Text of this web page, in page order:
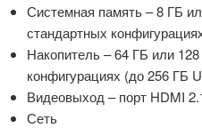
Системная память – 8 ГБ
стандартных
Накопитель – 64 ГБ или
конфигурациях (до 256 ГБ
Видеовыход – порт HDMI
Сеть